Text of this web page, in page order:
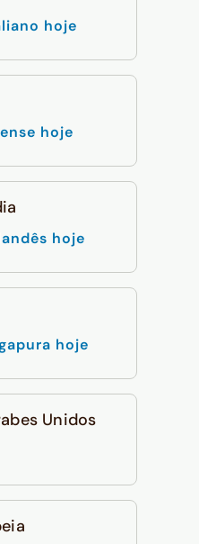
hoje
hoje
hoje
hoje
Unidos